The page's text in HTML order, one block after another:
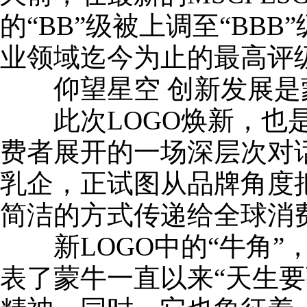
的“BB”级被上调至
业领域迄今为止的最高评
仰望星空 创新发展是
此次LOGO焕新，也
费者展开的一场深层次
乳企，正试图从品牌角度
简洁的方式传递给全球消
新LOGO中的“牛角”
表了蒙牛一直以来“天生